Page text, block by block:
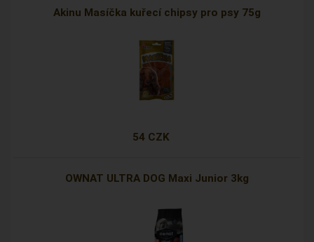
Akinu Masíčka kuřecí chipsy pro psy 75g
54 CZK
OWNAT ULTRA DOG Maxi Junior 3kg